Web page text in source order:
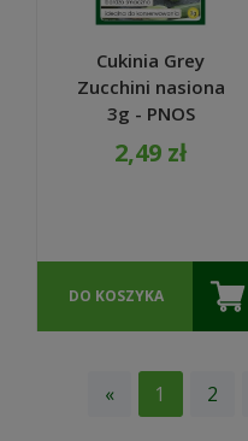
Cukinia Grey
Zucchini nasiona
3g - PNOS
2,49 zł
DO KOSZYKA
« 1 2